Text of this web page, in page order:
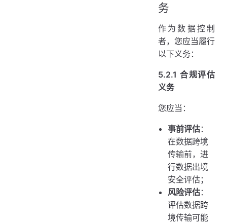
务
作为数据控制
者，您应当履行
以下义务：
5.2.1 合规评估
义务
您应当：
事前评估：
在数据跨境
传输前，进
行数据出境
安全评估；
风险评估：
评估数据跨
境传输可能